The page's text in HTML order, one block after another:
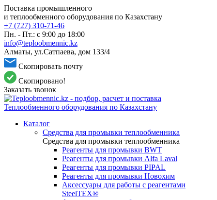
Поставка промышленного
и теплообменного оборудования по Казахстану
+7 (727) 310-71-46
Пн. - Пт.: с 9:00 до 18:00
info@teploobmennic.kz
Алматы, ул.Сатпаева, дом 133/4
Скопировать почту
Скопировано!
Заказать звонок
Каталог
Средства для промывки теплообменника
Средства для промывки теплообменника
Реагенты для промывки BWT
Реагенты для промывки Alfa Laval
Реагенты для промывки PIPAL
Реагенты для промывки Новохим
Аксессуары для работы с реагентами
SteelTEX®